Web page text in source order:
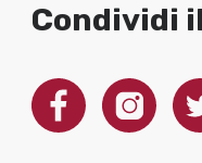
Condividi